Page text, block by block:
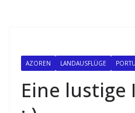
AZOREN LANDAUSFLÜGE
Eine lustige